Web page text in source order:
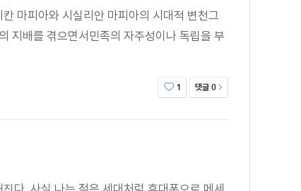
마피아와 시실리안 마피아의 시대적 변천그
지배를 겪으면서민족의 자주성이나 독립을 부
1 댓글 0